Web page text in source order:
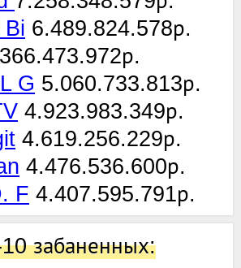
Bi 6.489.824.578р.
G 5.060.733.813р.
4.923.983.349р.
4.619.256.229р.
4.476.536.600р.
F 4.407.595.791р.
забаненных: